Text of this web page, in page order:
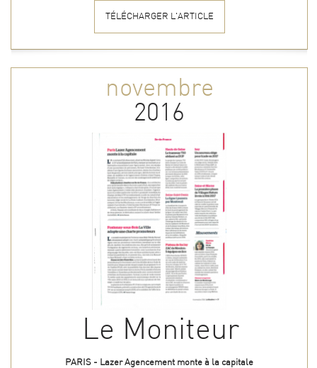
TÉLÉCHARGER L'ARTICLE
novembre
2016
Le Moniteur
PARIS - Lazer Agencement monte à la capitale